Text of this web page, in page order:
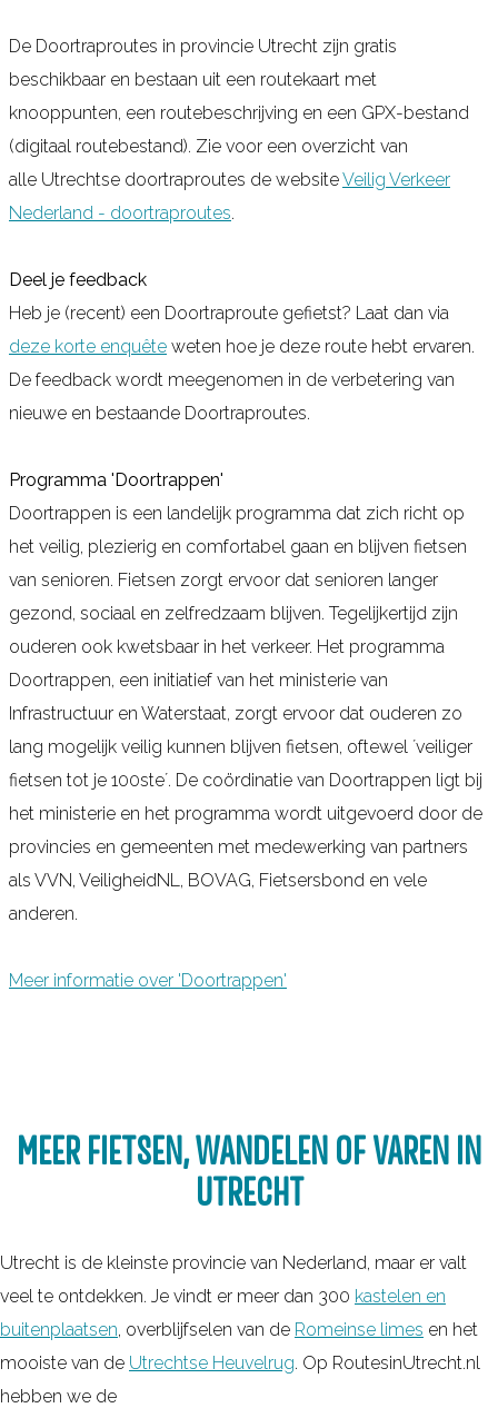
De Doortraproutes in provincie Utrecht zijn gratis
beschikbaar en bestaan uit een routekaart met
knooppunten, een routebeschrijving en een GPX-bestand
(digitaal routebestand). Zie voor een overzicht van
alle Utrechtse doortraproutes de websiteVeilig Verkeer
Nederland - doortraproutes.
Deel je feedback
Heb je (recent) een Doortraproute gefietst? Laat dan via
deze korte enquête weten hoe je deze route hebt ervaren.
De feedback wordt meegenomen in de verbetering van
nieuwe en bestaande Doortraproutes.
Programma 'Doortrappen'
Doortrappen is een landelijk programma dat zich richt op
het veilig, plezierig en comfortabel gaan en blijven fietsen
van senioren. Fietsen zorgt ervoor dat senioren langer
gezond, sociaal en zelfredzaam blijven. Tegelijkertijd zijn
ouderen ook kwetsbaar in het verkeer. Het programma
Doortrappen, een initiatief van het ministerie van
Infrastructuur en Waterstaat, zorgt ervoor dat ouderen zo
lang mogelijk veilig kunnen blijven fietsen, oftewel ´veiliger
fietsen tot je 100ste´. De coördinatie van Doortrappen ligt bij
het ministerie en het programma wordt uitgevoerd door de
provincies en gemeenten met medewerking van partners
als VVN, VeiligheidNL, BOVAG, Fietsersbond en vele
anderen.
Meer informatie over 'Doortrappen'
MEER FIETSEN, WANDELEN OF VAREN IN
UTRECHT
Utrecht is de kleinste provincie van Nederland, maar er valt
veel te ontdekken. Je vindt er meer dan 300 kastelen en
buitenplaatsen, overblijfselen van de Romeinse limes en het
mooiste van de Utrechtse Heuvelrug. Op RoutesinUtrecht.nl
hebben we de